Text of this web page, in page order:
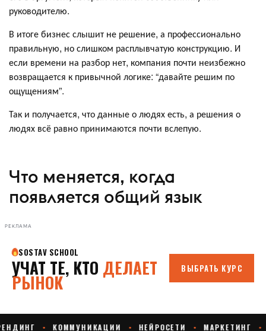
руководителю.
В итоге бизнес слышит не решение, а профессионально
правильную, но слишком расплывчатую конструкцию. И
если времени на разбор нет, компания почти неизбежно
возвращается к привычной логике: “давайте решим по
ощущениям”.
Так и получается, что данные о людях есть, а решения о
людях всё равно принимаются почти вслепую.
Что меняется, когда
появляется общий язык
РЕКЛАМА